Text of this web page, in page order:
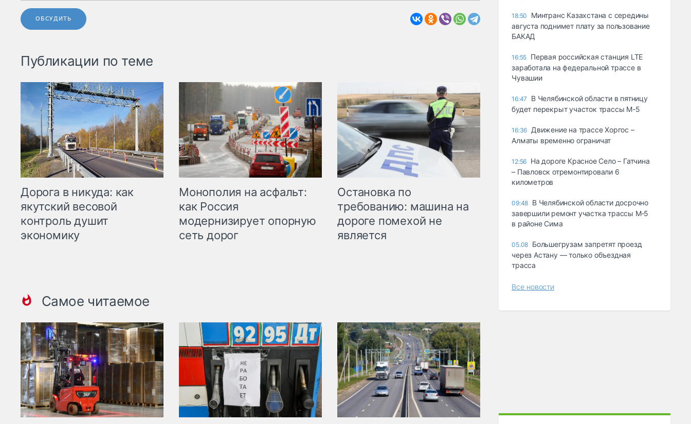
ОБСУДИТЬ
Публикации по теме
Дорога в никуда: как
якутский весовой
контроль душит
экономику
Монополия на асфальт:
как Россия
модернизирует опорную
сеть дорог
Остановка по
требованию: машина на
дороге помехой не
является
Самое читаемое
18:50
Минтранс Казахстана с середины
августа поднимет плату за пользование
БАКАД
16:55 Первая российская станция LTE
заработала на федеральной трассе в
Чувашии
16:47
В Челябинской области в пятницу
будет перекрыт участок трассы М-5
16:36 Движение на трассе Хоргос –
Алматы временно ограничат
12:56 На дороге Красное Село – Гатчина
– Павловск отремонтировали 6
километров
09:48 В Челябинской области досрочно
завершили ремонт участка трассы М‑5
в районе Сима
05.08 Большегрузам запретят проезд
через Астану — только объездная
трасса
Все новости